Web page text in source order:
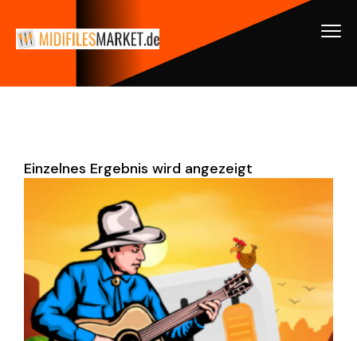
Einzelnes Ergebnis wird angezeigt